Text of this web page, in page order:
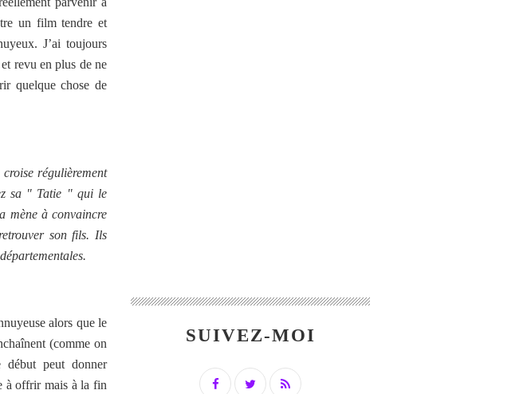
un film tendre et
J’ai toujours
revu en plus de ne
quelque chose de
régulièrement
sa " Tatie " qui le
mène à convaincre
son fils. Ils
alors que le
(comme on
début peut donner
à offrir mais à la fin
SUIVEZ-MOI